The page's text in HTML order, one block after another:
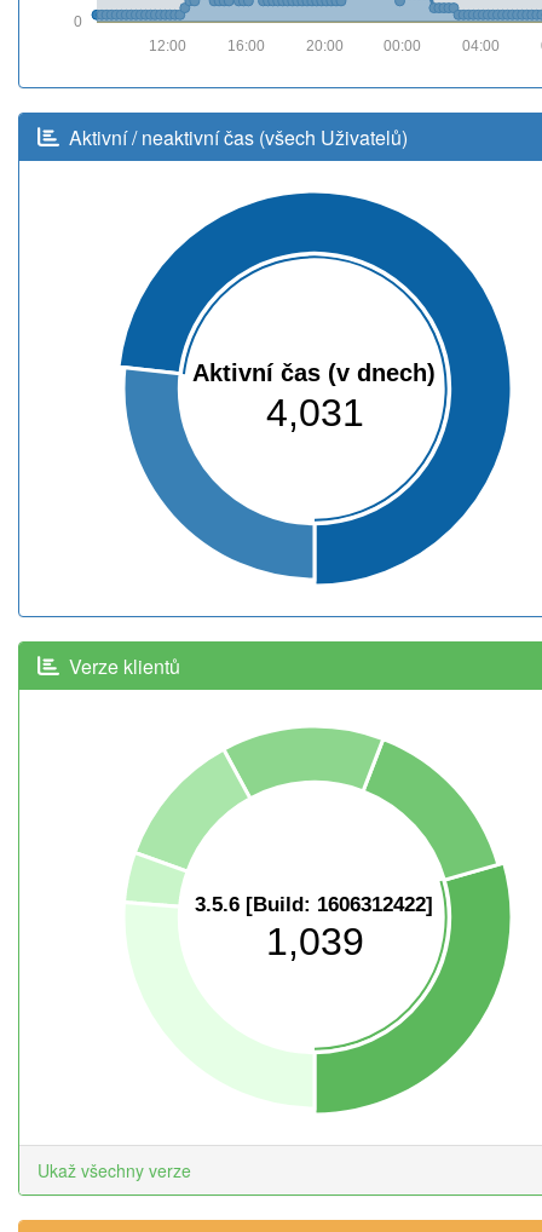
0
04:00
00:00
20:00
16:00
12:00
Aktivní / neaktivní čas (všech Uživatelů)
Aktivní čas (v dnech)
4,031
Verze klientů
3.5.6 [Build: 1606312422]
1,039
Ukaž všechny verze